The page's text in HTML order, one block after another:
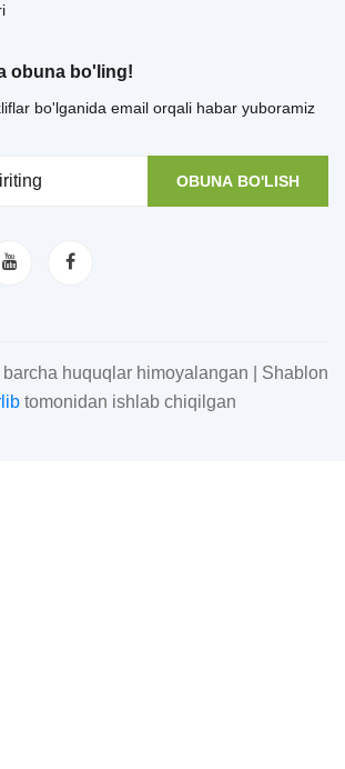
obuna bo'ling!
bo'lganida email orqali habar yuboramiz
OBUNA BO'LISH
huquqlar himoyalangan | Shablon
tomonidan ishlab chiqilgan